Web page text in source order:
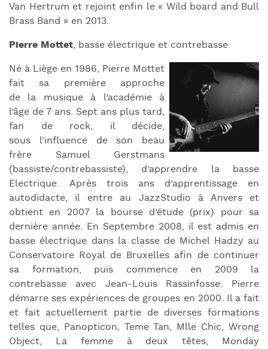
Van Hertrum et rejoint enfin le « Wild board and Bull
Brass Band » en 2013.
Pierre Mottet, basse électrique et contrebasse
Né à Liège en 1986, Pierre Mottet
fait sa première approche
de la musique à l’académie à
l’âge de 7 ans. Sept ans plus tard,
fan de rock, il décide,
sous l’influence de son beau
frère Samuel Gerstmans
(bassiste/contrebassiste), d’apprendre la basse
Electrique. Après trois ans d’apprentissage en
autodidacte, il entre au JazzStudio à Anvers et
obtient en 2007 la bourse d’étude (prix) pour sa
dernière année. En Septembre 2008, il est admis en
basse électrique dans la classe de Michel Hadzy au
Conservatoire Royal de Bruxelles afin de continuer
sa formation, puis commence en 2009 la
contrebasse avec Jean-Louis Rassinfosse. Pierre
démarre ses expériences de groupes en 2000. Il a fait
et fait actuellement partie de diverses formations
telles que, Panopticon, Teme Tan, Mlle Chic, Wrong
Object, La femme à deux têtes, Monday